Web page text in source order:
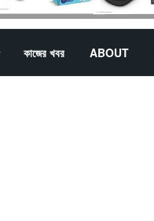
কাজের খবর ABOUT